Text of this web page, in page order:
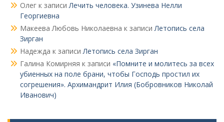
Олег к записиЛечить человека. Узинева Нелли
Георгиевна
Макеева Любовь Николаевна к записиЛетопись села
Зирган
Надежда к записиЛетопись села Зирган
Галина Комирняя к записи «Помните и молитесь за всех
убиенных на поле брани, чтобы Господь простил их
согрешения». Архимандрит Илия (Бобровников Николай
Иванович)